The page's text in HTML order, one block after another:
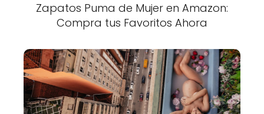
Zapatos Puma de Mujer en Amazon:
Compra tus Favoritos Ahora